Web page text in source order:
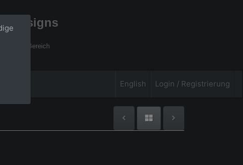
Bereich
English Login / Registrierung